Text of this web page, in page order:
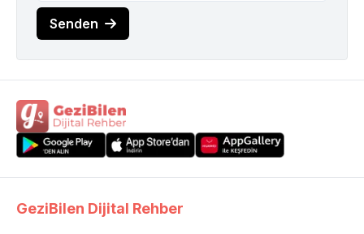
Senden
GeziBilen Dijital Rehber